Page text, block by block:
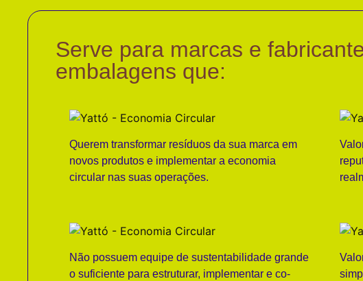
Serve para marcas e
embalagens que:
Querem transformar resíduos da sua marca em
novos produtos e implementar a economia
circular nas suas operações.
Não possuem equipe de sustentabilidade grande
o suficiente para estruturar, implementar e co-